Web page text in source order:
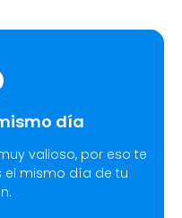
día
valioso, por eso te
el mismo día de tu